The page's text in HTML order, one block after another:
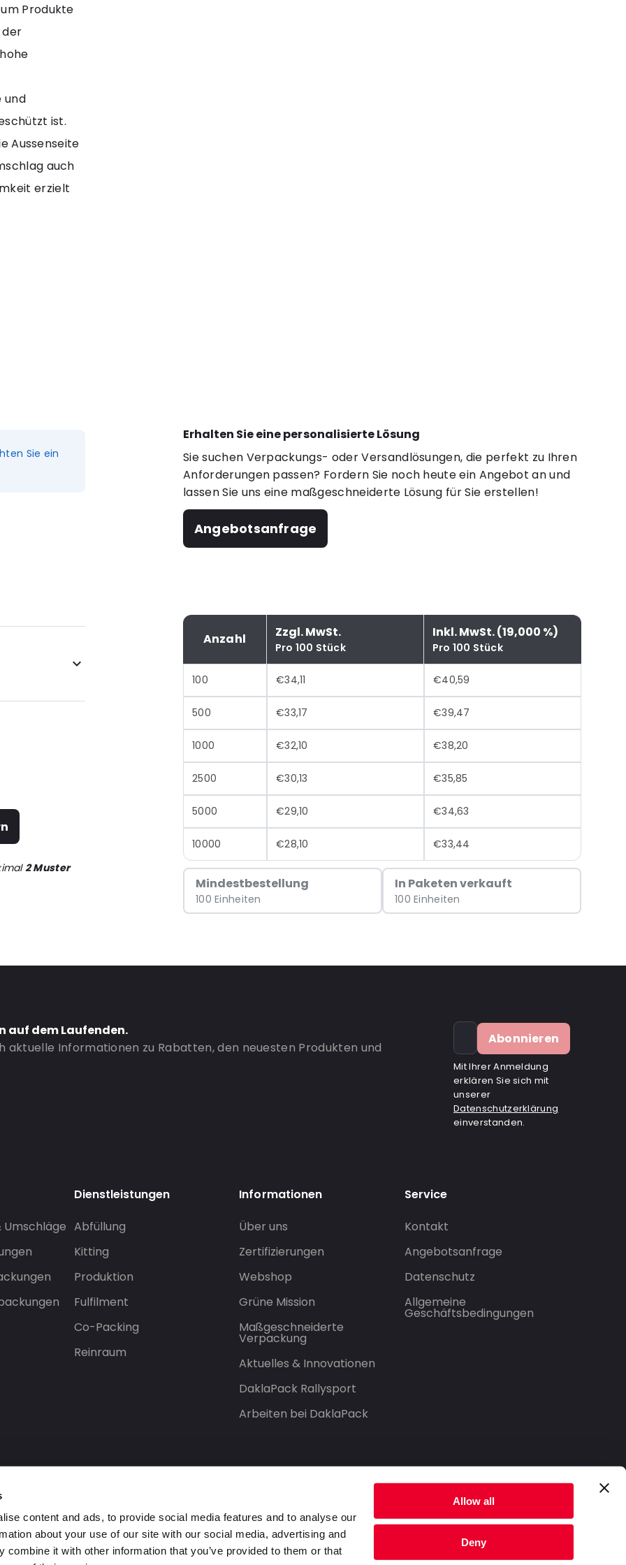
content and ads, to provide social media features and to analyse our
about your use of our site with our social media, advertising and
combine it with other information that you’ve provided to them or that
Allow all
Deny
Erhalten Sie eine personalisierte Lösung
Sie suchen Verpackungs- oder Versandlösungen, die perfekt zu Ihren
Anforderungen passen? Fordern Sie noch heute ein Angebot an und
lassen Sie uns eine maßgeschneiderte Lösung für Sie erstellen!
Angebotsanfrage
Anzahl Zzgl. MwSt.
Pro 100 Stück
Inkl. MwSt. (19,000 %)
Pro 100 Stück
100 €34,11 €40,59
500 €33,17 €39,47
1000 €32,10 €38,20
2500 €30,13 €35,85
5000 €29,10 €34,63
10000 €28,10 €33,44
Mindestbestellung
100 Einheiten
In Paketen verkauft
100 Einheiten
Produkte
der
und
ist.
Aussenseite
auch
erzielt
Sie ein
2 Muster
auf dem Laufenden.
aktuelle Informationen zu Rabatten, den neuesten Produkten und
Abonnieren
Mit Ihrer Anmeldung
erklären Sie sich mit
unserer
Datenschutzerklärung
einverstanden.
Dienstleistungen
Abfüllung
Kitting
Produktion
Fulfilment
Co-Packing
Reinraum
Informationen
Über uns
Zertifizierungen
Webshop
Grüne Mission
Maßgeschneiderte
Verpackung
Aktuelles & Innovationen
DaklaPack Rallysport
Arbeiten bei DaklaPack
Service
Kontakt
Angebotsanfrage
Datenschutz
Allgemeine
Geschäftsbedingungen